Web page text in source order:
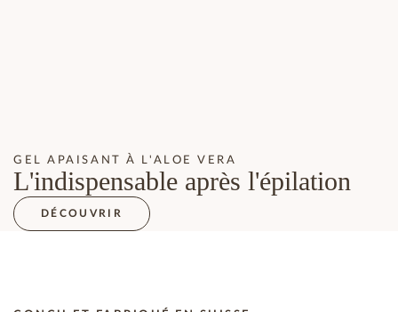
GEL APAISANT À L'ALOE VERA
L'indispensable après l'épilation
DÉCOUVRIR